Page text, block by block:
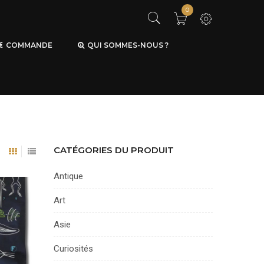
0
COMMANDE QUI SOMMES-NOUS ?
CATÉGORIES DU PRODUIT
Antique
Art
Asie
Curiosités